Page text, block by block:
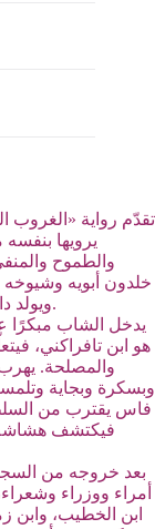
تقدّم رواية «الغروب
يرويها
والطموح
خلدون أبويه وشيوخه
ويولد داخله سؤال الرحيل والبحث عن معنى جديد للحياة.
يدخل الشاب مبكرًا
هو ابن تافراكني،
والمصلحة.
وبسكرة وبجاية
فاس يقترب من
فيكتشف هشاشة
بعد خروجه من
أمراء ووزراء
ابن الخطيب، وابن